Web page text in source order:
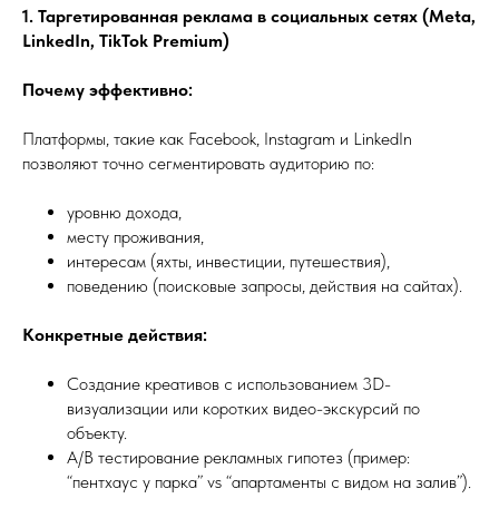
1. Таргетированная реклама в социальных сетях (Meta,
LinkedIn, TikTok Premium)
Почему эффективно:
Платформы, такие как Facebook, Instagram и LinkedIn
позволяют точно сегментировать аудиторию по:
уровню дохода,
месту проживания,
интересам (яхты, инвестиции, путешествия),
поведению (поисковые запросы, действия на сайтах).
Конкретные действия:
Создание креативов с использованием 3D-
визуализации или коротких видео-экскурсий по
объекту.
A/B тестирование рекламных гипотез (пример:
“пентхаус у парка” vs “апартаменты с видом на залив”).